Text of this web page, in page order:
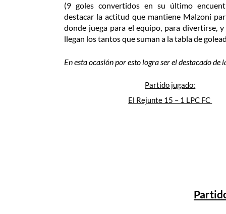
(9 goles convertidos en su último
destacar la actitud que mantiene Malzoni
donde juega para el equipo, para divertirse,
llegan los tantos que suman a la tabla de
En esta ocasión por esto logra ser el destacado de
Partido jugado:
El Rejunte 15 – 1 LPC FC